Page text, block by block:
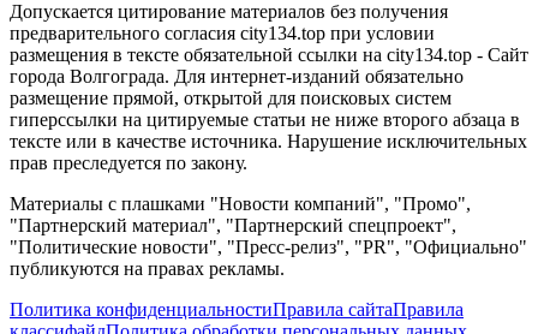
Допускается цитирование материалов без получения
предварительного согласия city134.top при условии
размещения в тексте обязательной ссылки на city134.top - Сайт
города Волгограда. Для интернет-изданий обязательно
размещение прямой, открытой для поисковых систем
гиперссылки на цитируемые статьи не ниже второго абзаца в
тексте или в качестве источника. Нарушение исключительных
прав преследуется по закону.
Материалы с плашками "Новости компаний", "Промо",
"Партнерский материал", "Партнерский спецпроект",
"Политические новости", "Пресс-релиз", "PR", "Официально"
публикуются на правах рекламы.
Политика конфиденциальностиПравила сайтаПравила